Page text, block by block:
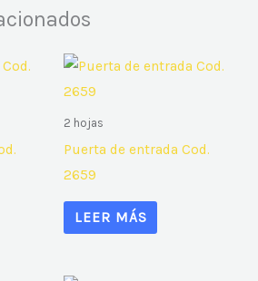
2 hojas
Puerta de entrada Cod.
2659
LEER MÁS